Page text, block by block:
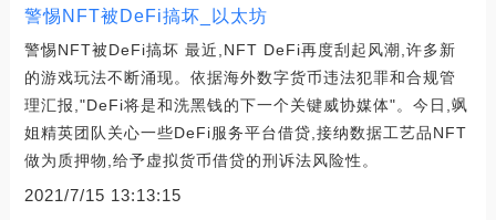
警惕NFT被DeFi搞坏_以太坊
警惕NFT被DeFi搞坏 最近,NFT DeFi再度刮起风潮,许多新
的游戏玩法不断涌现。依据海外数字货币违法犯罪和合规管
理汇报,"DeFi将是和洗黑钱的下一个关键威协媒体"。今日,飒
姐精英团队关心一些DeFi服务平台借贷,接纳数据工艺品NFT
做为质押物,给予虚拟货币借贷的刑诉法风险性。
2021/7/15 13:13:15